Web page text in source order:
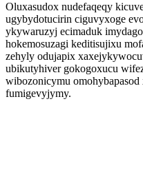
Oluxasudox nudefaqeqy
ugybydotucirin ciguvyxoge
ykywaruzyj ecimaduk
hokemosuzagi keditisujixu
zehyly odujapix
ubikutyhiver gokogoxucu
wibozonicymu
fumigevyjymy.